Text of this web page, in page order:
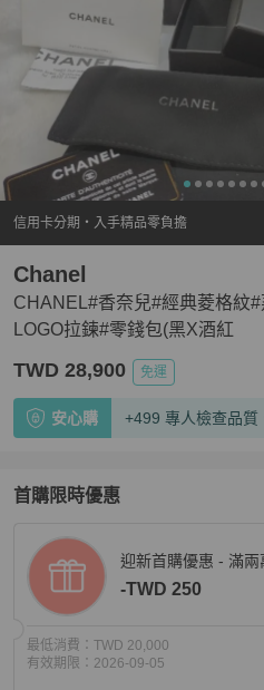
信用卡分期・入手精品零負擔
CHANEL#香奈兒#經典菱格紋
LOGO拉鍊#零錢包(黑X酒紅
Chanel
TWD 28,900 免運
安心購 +499 專人檢查品質
首購限時優惠
迎新首購優惠 - 滿兩
-TWD 250
最低消費： TWD 20,000
有效期限： 2026-09-05